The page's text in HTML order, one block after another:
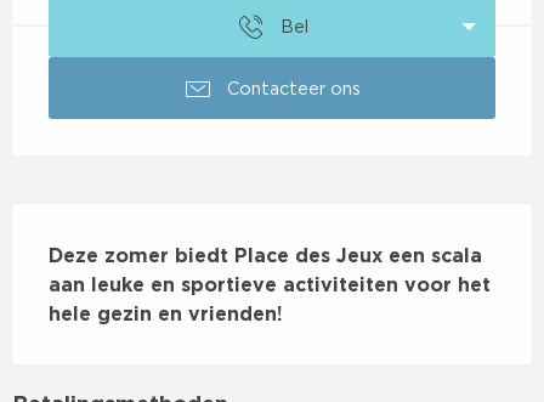
Bel
Contacteer ons
Deze zomer biedt Place des Jeux een scala
aan leuke en sportieve activiteiten voor het
hele gezin en vrienden!